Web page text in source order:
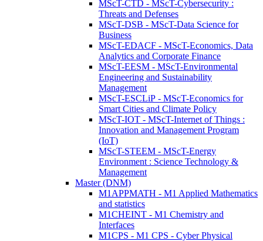
MScT-CTD - MScT-Cybersecurity :
Threats and Defenses
MScT-DSB - MScT-Data Science for
Business
MScT-EDACF - MScT-Economics, Data
Analytics and Corporate Finance
MScT-EESM - MScT-Environmental
Engineering and Sustainability
Management
MScT-ESCLiP - MScT-Economics for
Smart Cities and Climate Policy
MScT-IOT - MScT-Internet of Things :
Innovation and Management Program
(IoT)
MScT-STEEM - MScT-Energy
Environment : Science Technology &
Management
Master (DNM)
M1APPMATH - M1 Applied Mathematics
and statistics
M1CHEINT - M1 Chemistry and
Interfaces
M1CPS - M1 CPS - Cyber Physical